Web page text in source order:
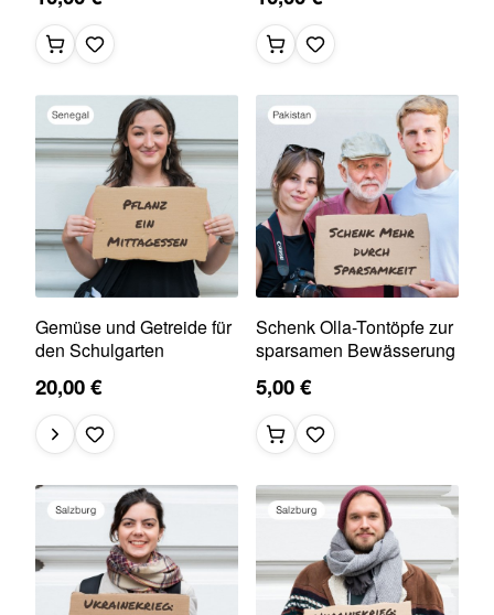
Gemüse und Getreide für
den Schulgarten
20,00 €
Schenk Olla-Tontöpfe zur
sparsamen Bewässerung
5,00 €